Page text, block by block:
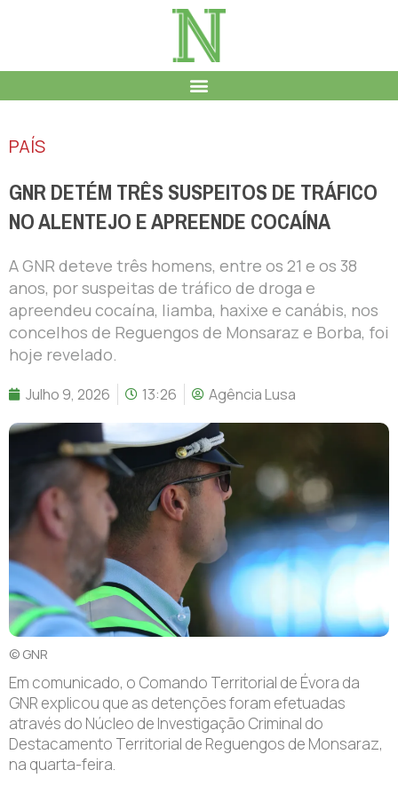
PAÍS
GNR DETÉM TRÊS SUSPEITOS DE TRÁFICO
NO ALENTEJO E APREENDE COCAÍNA
A GNR deteve três homens, entre os 21 e os 38
anos, por suspeitas de tráfico de droga e
apreendeu cocaína, liamba, haxixe e canábis, nos
concelhos de Reguengos de Monsaraz e Borba, foi
hoje revelado.
Julho 9, 2026 13:26 Agência Lusa
© GNR
Em comunicado, o Comando Territorial de Évora da
GNR explicou que as detenções foram efetuadas
através do Núcleo de Investigação Criminal do
Destacamento Territorial de Reguengos de Monsaraz,
na quarta-feira.